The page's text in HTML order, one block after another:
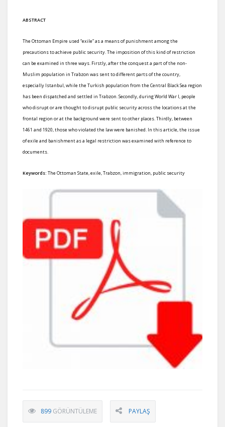
ABSTRACT
The Ottoman Empire used “exile” as a means of punishment among the
precautions to achieve public security. The imposition of this kind of restriction
can be examined in three ways. Firstly, after the conquest a part of the non-
Muslim population in Trabzon was sent to different parts of the country,
especially Istanbul, while the Turkish population from the Central Black Sea region
has been dispatched and settled in Trabzon. Secondly, during World War I, people
who disrupt or are thought to disrupt public security across the locations at the
frontal region or at the background were sent to other places. Thirdly, between
1461 and 1920, those who violated the law were banished. In this article, the issue
of exile and banishment as a legal restriction was examined with reference to
documents.
Keywords: The Ottoman State, exile, Trabzon, immigration, public security
899 GÖRÜNTÜLEME PAYLAŞ